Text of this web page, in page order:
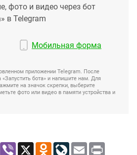
фото и видео через бот
в Telegram
Мобильная форма
приложении Telegram. После
бота» и напишите нам. Для
на значок скрепки, выберите
фото или видео в памяти устройства и
Viber X Odnoklassniki
LiveJournal
Email Print